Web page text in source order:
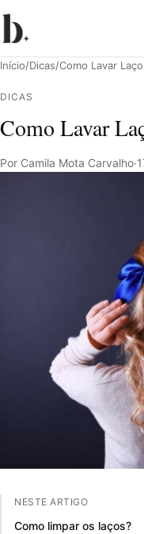
Início/Dicas/Como Lavar
DICAS
Como Lavar
Por Camila Mota Carvalho·
NESTE ARTIGO
Como limpar os laços?